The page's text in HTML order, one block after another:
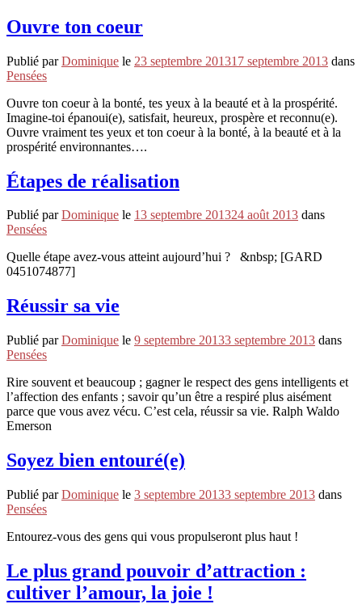
Ouvre ton coeur
Publié parDominique le 23 septembre 201317 septembre 2013 dans
Pensées
Ouvre ton coeur à la bonté, tes yeux à la beauté et à la prospérité.
Imagine-toi épanoui(e), satisfait, heureux, prospère et reconnu(e).
Ouvre vraiment tes yeux et ton coeur à la bonté, à la beauté et à la
prospérité environnantes….
Étapes de réalisation
Publié parDominique le 13 septembre 201324 août 2013 dans
Pensées
Quelle étape avez-vous atteint aujourd’hui ? &nbsp; [GARD
0451074877]
Réussir sa vie
Publié parDominique le 9 septembre 20133 septembre 2013 dans
Pensées
Rire souvent et beaucoup ; gagner le respect des gens intelligents et
l’affection des enfants ; savoir qu’un être a respiré plus aisément
parce que vous avez vécu. C’est cela, réussir sa vie. Ralph Waldo
Emerson
Soyez bien entouré(e)
Publié parDominique le 3 septembre 20133 septembre 2013 dans
Pensées
Entourez-vous des gens qui vous propulseront plus haut !
Le plus grand pouvoir d’attraction :
cultiver l’amour, la joie !